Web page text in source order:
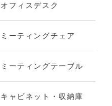
オフィスデスク
ミーティングチェア
ミーティングテーブル
キャビネット・収納庫